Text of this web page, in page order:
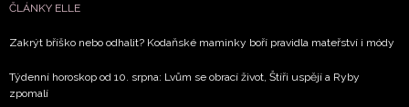
potvrzujete, že jste se seznámili se
Vašimi údaji pracovat zejména k organizaci a
vyhodnocení akce a zasílání novinek.
ČLÁNKY ELLE
Zakrýt bříško nebo odhalit? Kodaňské maminky boří pravidla mateřství i módy
Týdenní horoskop od 10. srpna: Lvům se obrací život, Štíři uspějí a Ryby
zpomalí